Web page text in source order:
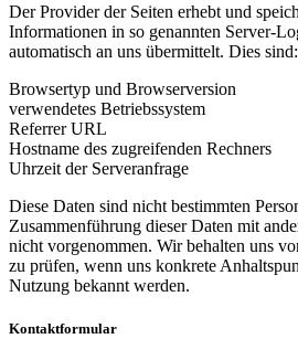
Der Provider der Seiten erhebt und
Informationen in so genannten Server-
automatisch an uns übermittelt. Dies sind:
Browsertyp und Browserversion
verwendetes Betriebssystem
Referrer URL
Hostname des zugreifenden Rechners
Uhrzeit der Serveranfrage
Diese Daten sind nicht bestimmten
Zusammenführung dieser Daten mit
nicht vorgenommen. Wir behalten uns
zu prüfen, wenn uns konkrete
Nutzung bekannt werden.
Kontaktformular